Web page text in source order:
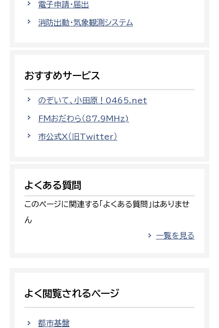
電子申請・届出
消防出動・気象観測システム
おすすめサービス
のぞいて、小田原！0465.net
FMおだわら（87.9MHz)
市公式X（旧Twitter）
よくある質問
このページに関連する「よくある質問」はありませ
ん
一覧を見る
よく閲覧されるページ
都市基盤